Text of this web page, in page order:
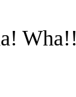
Wha!!